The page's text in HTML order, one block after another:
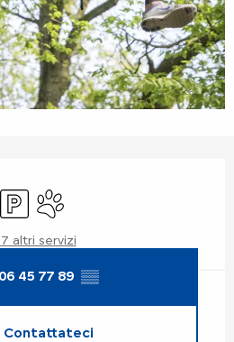
ParcheggioAnimali ammessi
altri servizi
06 45 77 89 ▒▒
Contattateci